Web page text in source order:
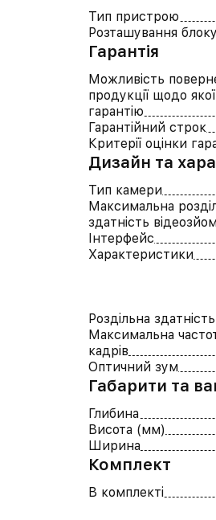
Тип пристрою
Розташування
Гарантія
Можливість
продукції щодо
гарантію
Гарантійний строк
Критерії оцінки
Дизайн та
Тип камери
Максимальна
здатність
Інтерфейс
Характеристики
Роздільна
Максимальна
кадрів
Оптичний зум
Габарити та
Глибина
Висота (мм)
Ширина
Комплект
В комплекті